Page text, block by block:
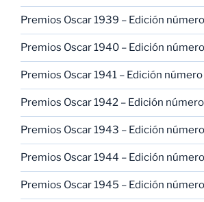
Premios Oscar 1939 – Edición número
Premios Oscar 1940 – Edición
Premios Oscar 1941 – Edición número
Premios Oscar 1942 – Edición
Premios Oscar 1943 – Edición
Premios Oscar 1944 – Edición
Premios Oscar 1945 – Edición